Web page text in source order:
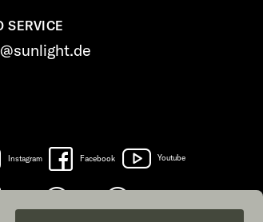
SERVICE
Instagram Facebook Youtube